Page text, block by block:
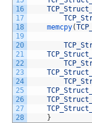
16
17
18
19
20
21
22
23
24
25
26
27
28
memcpy(
}